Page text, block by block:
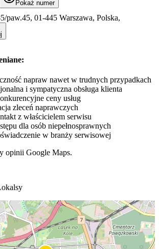
Pokaż numer
paw.45, 01-445 Warszawa, Polska,
napraw nawet w trudnych przypadkach
i sympatyczna obsługa klienta
ceny usług
zleceń naprawczych
z właścicielem serwisu
dla osób niepełnosprawnych
w branży serwisowej
opinii Google Maps.